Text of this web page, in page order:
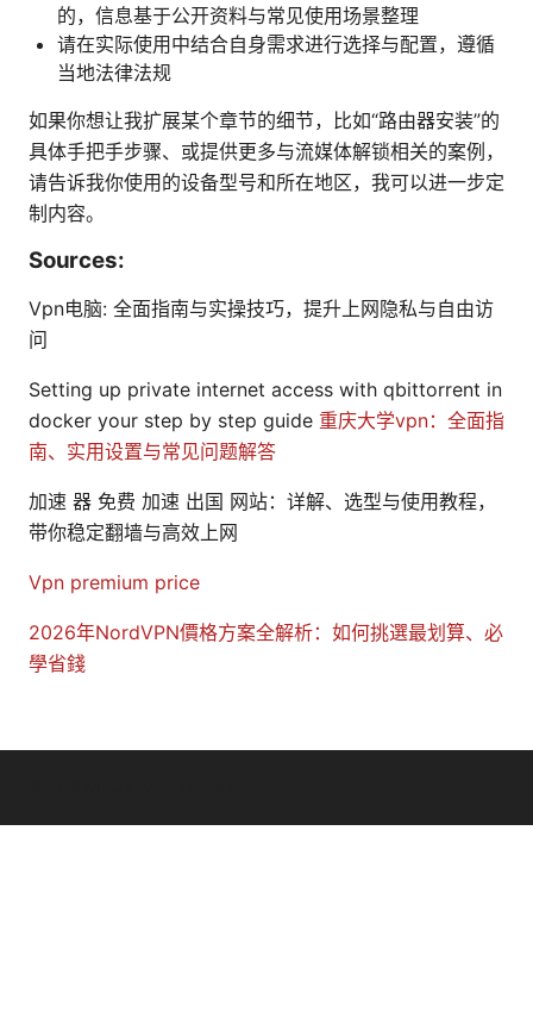
的，信息基于公开资料与常见使用场景整理
请在实际使用中结合自身需求进行选择与配置，遵循
当地法律法规
如果你想让我扩展某个章节的细节，比如“路由器安装”的
具体手把手步骤、或提供更多与流媒体解锁相关的案例，
请告诉我你使用的设备型号和所在地区，我可以进一步定
制内容。
Sources:
Vpn电脑: 全面指南与实操技巧，提升上网隐私与自由访
问
Setting up private internet access with qbittorrent in
docker your step by step guide 重庆大学vpn：全面指
南、实用设置与常见问题解答
加速 器 免费 加速 出国 网站：详解、选型与使用教程，
带你稳定翻墙与高效上网
Vpn premium price
2026年NordVPN價格方案全解析：如何挑選最划算、必
學省錢